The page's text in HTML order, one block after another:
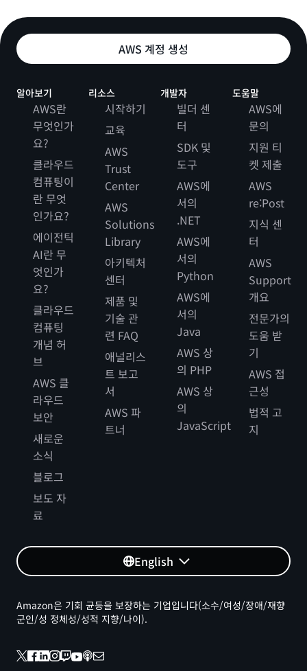
AWS 계정 생성
알아보기
AWS란
무엇인가
요?
클라우드
컴퓨팅이
란 무엇
인가요?
에이전틱
AI란 무
엇인가
요?
클라우드
컴퓨팅
개념 허
브
AWS 클
라우드
보안
새로운
소식
블로그
보도 자
료
리소스
시작하기
교육
AWS
Trust
Center
AWS
Solutions
Library
아키텍처
센터
제품 및
기술 관
련 FAQ
애널리스
트 보고
서
AWS 파
트너
개발자
빌더 센
터
SDK 및
도구
AWS에
서의
.NET
AWS에
서의
Python
AWS에
서의
Java
AWS 상
의 PHP
AWS 상
의
JavaScript
도움말
AWS에
문의
지원 티
켓 제출
AWS
re:Post
지식 센
터
AWS
Support
개요
전문가의
도움 받
기
AWS 접
근성
법적 고
지
English
Amazon은 기회 균등을 보장하는 기업입니다(소수/여성/장애/재향
군인/성 정체성/성적 지향/나이).